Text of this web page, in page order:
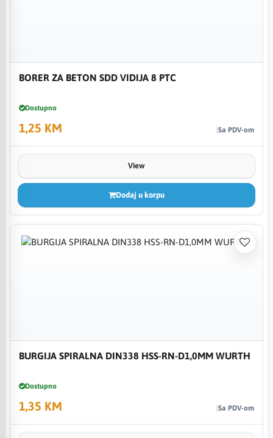
BORER ZA BETON SDD VIDIJA 8 PTC
Dostupno
1,25 KM Sa PDV-om
View
Dodaj u korpu
BURGIJA SPIRALNA DIN338 HSS-RN-D1,0MM WURTH
Dostupno
1,35 KM Sa PDV-om